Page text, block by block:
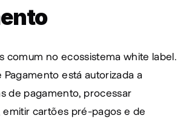
comum no ecossistema white label.
Pagamento está autorizada a
de pagamento, processar
emitir cartões pré-pagos e de